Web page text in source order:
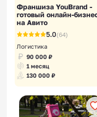
Франшиза YouBrand -
готовый онлайн-
на Авито
5.0(64)
Логистика
90 000 ₽
1 месяц
130 000 ₽